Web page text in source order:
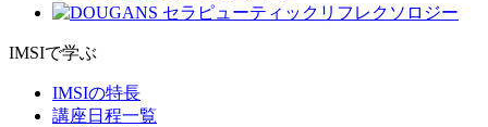
IMSIで学ぶ
IMSIの特長
講座日程一覧